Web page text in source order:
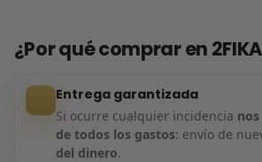
¿Por qué comprar en
Entrega garantizada
Si ocurre cualquier incidencia
de todos los gastos: envío de
del dinero.